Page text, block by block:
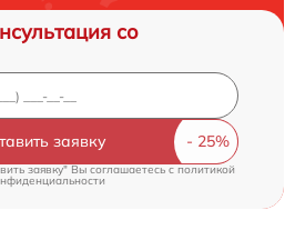
со
заявку
заявку" Вы соглашаетесь c политикой